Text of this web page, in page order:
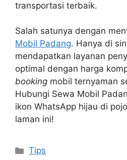
transportasi terbaik.
Salah satunya dengan
Mobil Padang. Hanya di
mendapatkan layanan
optimal dengan harga
booking mobil ternyaman
Hubungi Sewa Mobil
ikon WhatsApp hijau di
laman ini!
Tips